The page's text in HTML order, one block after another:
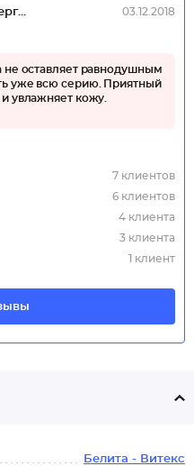
03.12.2018
не оставляет равнодушным
уже всю серию. Приятный
увлажняет кожу.
7 клиентов
6 клиентов
4 клиента
3 клиента
1 клиент
Белита - Витекс